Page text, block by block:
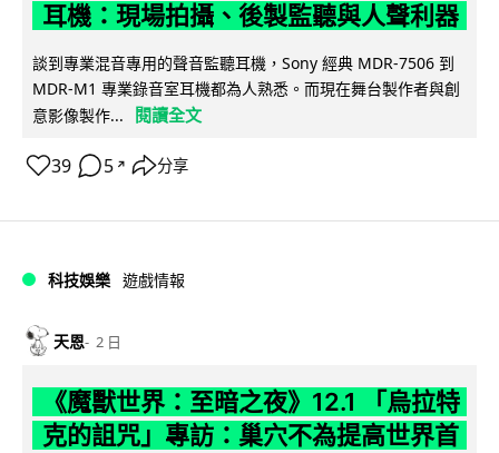
耳機：現場拍攝、後製監聽與人聲利器
談到專業混音專用的聲音監聽耳機，Sony 經典 MDR-7506 到
MDR-M1 專業錄音室耳機都為人熟悉。而現在舞台製作者與創
意影像製作...
閱讀全文
39 5 ↗ 分享
科技娛樂 遊戲情報
天恩 2 日
《魔獸世界：至暗之夜》12.1 「烏拉特
克的詛咒」專訪：巢穴不為提高世界首